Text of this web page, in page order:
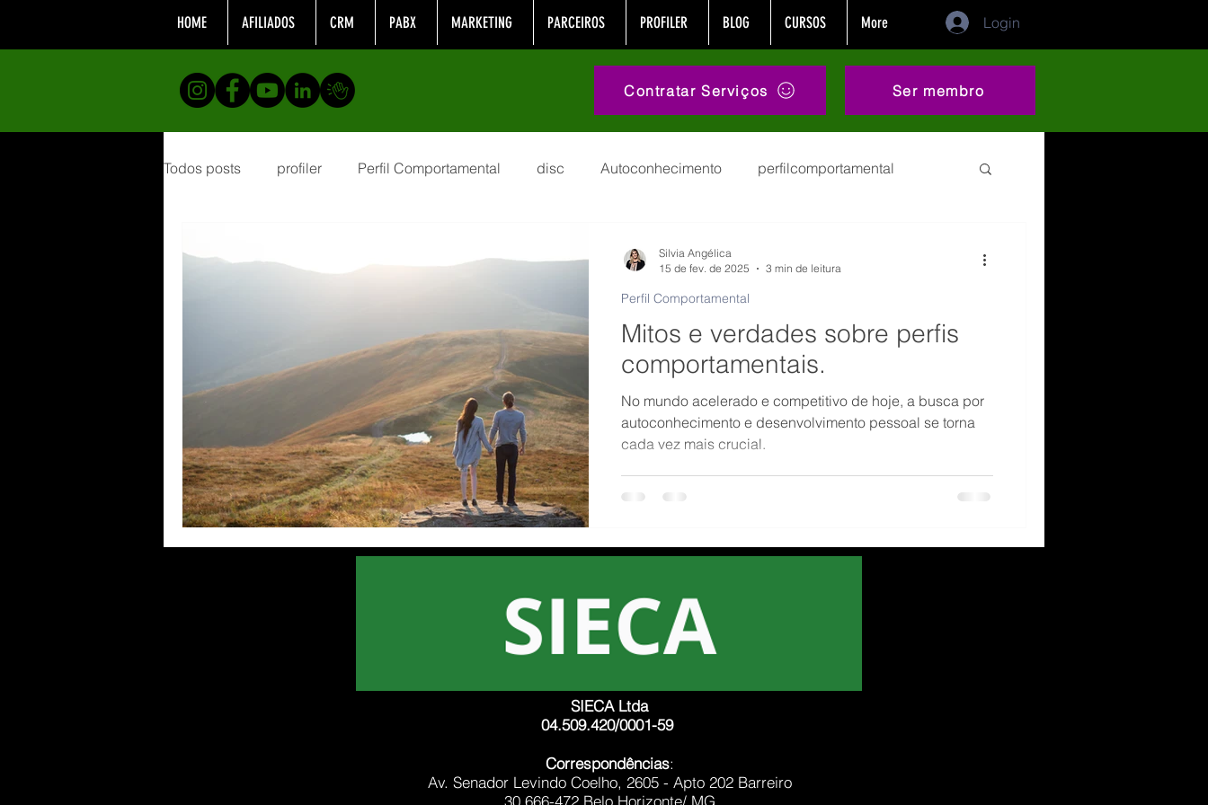
HOME AFILIADOS CRM PABX MARKETING PARCEIROS PROFILER BLOG CURSOS More Login
Contratar Serviços Ser membro
Todos posts profiler Perfil Comportamental disc Autoconhecimento perfilcomportamental
Telemarketing Realizações suporte Esforço Felicidade
pabx Racional voip Foco
Mitos e verdades sobre perfis
comportamentais.
No mundo acelerado e competitivo de hoje, a busca por
autoconhecimento e desenvolvimento pessoal se torna
cada vez mais crucial.
Perfil Comportamental
Silvia Angélica
15 de fev. de 2025
3 min de leitura
SIECA Ltda
04.509.420/0001-59
Correspondências:
Av. Senador Levindo Coelho, 2605 - Apto 202 Barreiro
30.666-472 Belo Horizonte/ MG